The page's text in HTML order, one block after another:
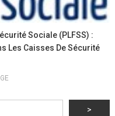
Sociale (PLFSS) :
Les Caisses De Sécurité
>